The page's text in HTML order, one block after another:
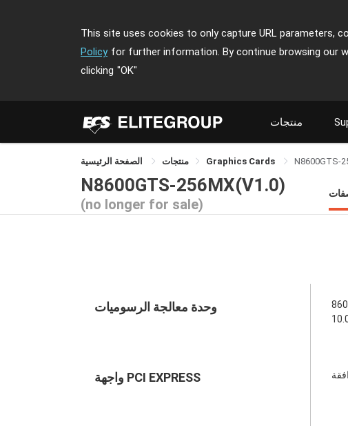
This site uses cookies to only capture URL parameters,
Policy for further information. By continue browsing our
clicking "OK"
منتجات
منتجات Graphics Cards N8600GTS-
N8600GTS-256MX(V1.0)
(no longer for sale)
وحدة معالجة الرسوميات
واجهة PCI EXPRESS